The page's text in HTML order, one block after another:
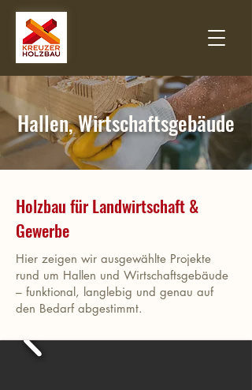
Hallen, Wirtschaftsgebäude
Holzbau für Landwirtschaft &
Gewerbe
Hier zeigen wir ausgewählte Projekte
rund um Hallen und Wirtschaftsgebäude
– funktional, langlebig und genau auf
den Bedarf abgestimmt.